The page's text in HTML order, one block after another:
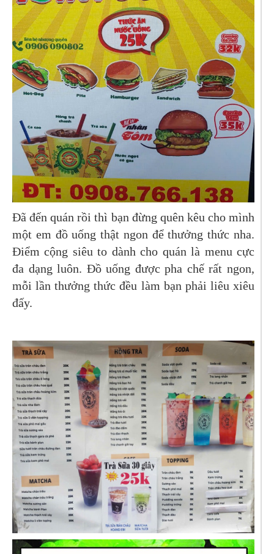
Đã đến quán rồi thì bạn đừng quên kêu cho mình
một em đồ uống thật ngon để thưởng thức nha.
Điểm cộng siêu to dành cho quán là menu cực
đa dạng luôn. Đồ uống được pha chế rất ngon,
mỗi lần thưởng thức đều làm bạn phải liêu xiêu
đấy.